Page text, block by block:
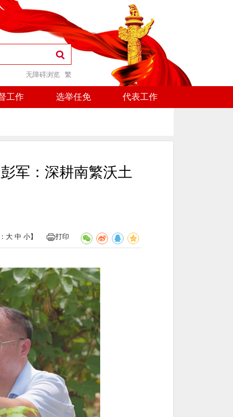
繁
无障碍浏览
工作 选举任免 代表工作
军：深耕南繁沃土
大 中 小】 打印